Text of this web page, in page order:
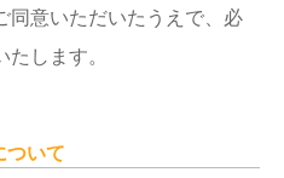
同意いただいたうえで、必
します。
ついて